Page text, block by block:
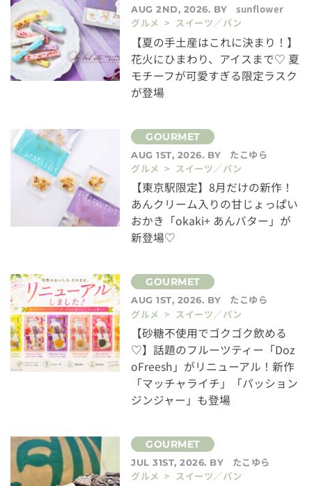
AUG 2ND, 2026. BY
sunflower
グルメ > スイーツ／パン
【夏の手土産はこれに決まり！】
花火にひまわり、アイスまで♡ 夏
モチーフが可愛すぎる限定ラスク
が登場
AUG 1ST, 2026. BY
たこゆら
グルメ > スイーツ／パン
【東京駅限定】8月だけの新作！
あんクリーム入りの甘じょっぱい
おかき「okaki+ あんバター」が
新登場♡
AUG 1ST, 2026. BY
たこゆら
グルメ > スイーツ／パン
【砂糖不使用でゴクゴク飲める
♡】話題のフルーツティー「Doz
oFreesh」がリニューアル！新作
「マッチャライチ」「パッション
ジンジャー」も登場
JUL 31ST, 2026. BY
たこゆら
グルメ > スイーツ／パン